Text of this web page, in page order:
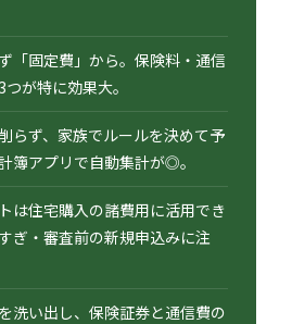
「固定費」から。保険料・通信
が特に効果大。
らず、家族でルールを決めて予
簿アプリで自動集計が◎。
は住宅購入の諸費用に活用でき
ぎ・審査前の新規申込みに注
洗い出し、保険証券と通信費の